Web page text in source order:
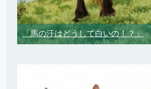
「馬の汗はどうして白いの！？」